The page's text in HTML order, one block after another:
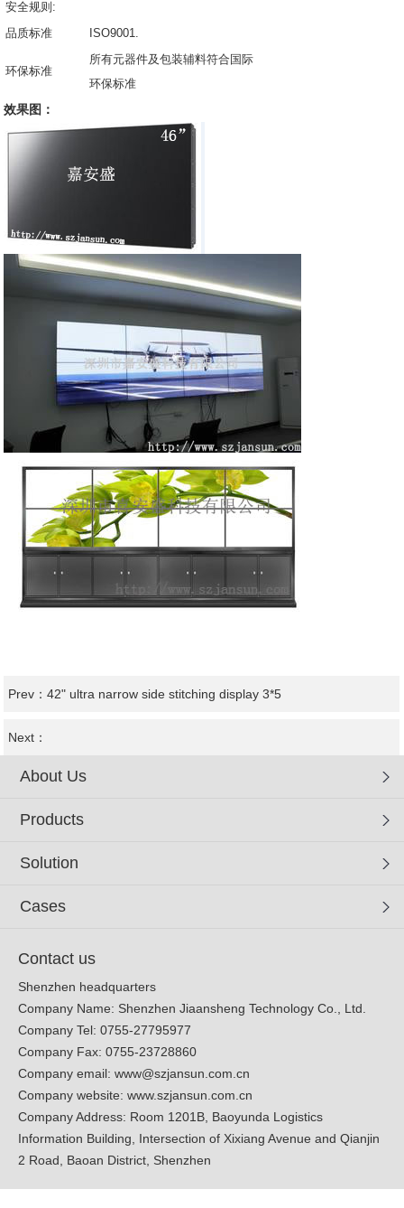
安全规则:
品质标准
ISO9001.
环保标准
所有元器件及包装辅料符合国际
环保标准
效果图：
Prev： 42" ultra narrow side stitching display 3*5
Next：
About Us
Products
Solution
Cases
Contact us
Shenzhen headquarters
Company Name: Shenzhen Jiaansheng Technology Co., Ltd.
Company Tel: 0755-27795977
Company Fax: 0755-23728860
Company email: www@szjansun.com.cn
Company website: www.szjansun.com.cn
Company Address: Room 1201B, Baoyunda Logistics
Information Building, Intersection of Xixiang Avenue and Qianjin
2 Road, Baoan District, Shenzhen